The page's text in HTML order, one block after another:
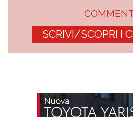
SCRIVI/SCOPRI I